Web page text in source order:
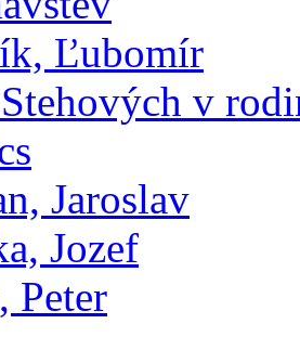
Ľubomír
v
Jaroslav
Jozef
Peter